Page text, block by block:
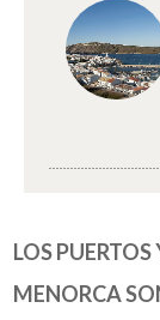
LOS
MENORCA